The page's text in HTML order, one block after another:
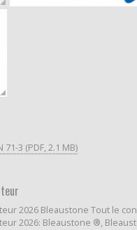
71-3 (PDF, 2.1 MB)
2026 Bleaustone Tout le
2026: Bleaustone ®,